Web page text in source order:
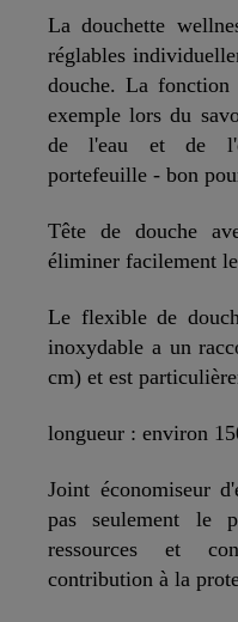
La douchette
réglables
douche. La fonction
exemple lors du
de l'eau et de
portefeuille - bon
Tête de douche
éliminer facilement
Le flexible de
inoxydable a un
cm) et est
longueur : environ
Joint économiseur
pas seulement le
ressources et
contribution à la